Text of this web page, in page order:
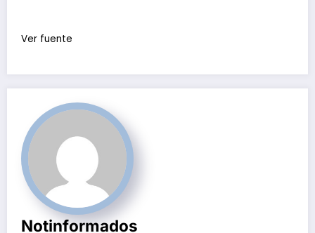
Ver fuente
Notinformados